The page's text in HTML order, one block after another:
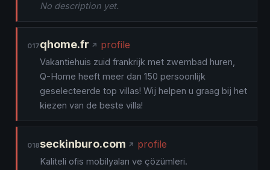
No description yet.
017qhome.fr profile
Vakantiehuis zuid frankrijk met zwembad huren,
Q-Home heeft meer dan 150 persoonlijk
geselecteerde top villas! Wij helpen u graag bij het
kiezen van de beste villa!
018seckinburo.com profile
Kaliteli ofis mobilyaları ve çözümleri.